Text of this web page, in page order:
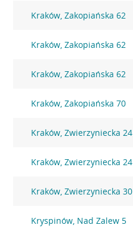
Kraków, Zakopiańska 62
Kraków, Zakopiańska 62
Kraków, Zakopiańska 62
Kraków, Zakopiańska 70
Kraków, Zwierzyniecka 24
Kraków, Zwierzyniecka 24
Kraków, Zwierzyniecka 30
Kryspinów, Nad Zalew 5